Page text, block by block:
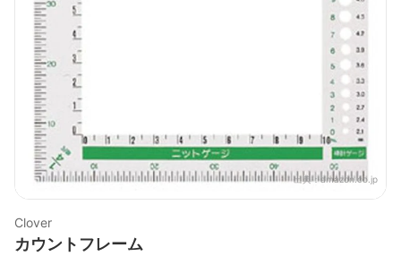
出典：amazon.co.jp
Clover
カウントフレーム